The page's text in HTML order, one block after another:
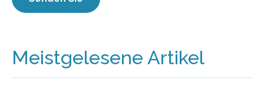
Meistgelesene Artikel